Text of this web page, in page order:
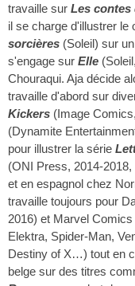
travaille sur Les
il se charge d'illustrer le
sorcières (Soleil) sur
s'engage sur Elle
Chouraqui. Aja décide
travaille d'abord sur
Kickers (Image
(Dynamite
pour illustrer la série
(ONI Press, 2014-
et en espagnol chez
travaille toujours pour
2016) et Marvel
Elektra, Spider-Man,
Destiny of X…) tout en
belge sur des titres